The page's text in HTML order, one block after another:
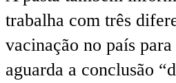
trabalha com três
vacinação no país
aguarda a conclusão